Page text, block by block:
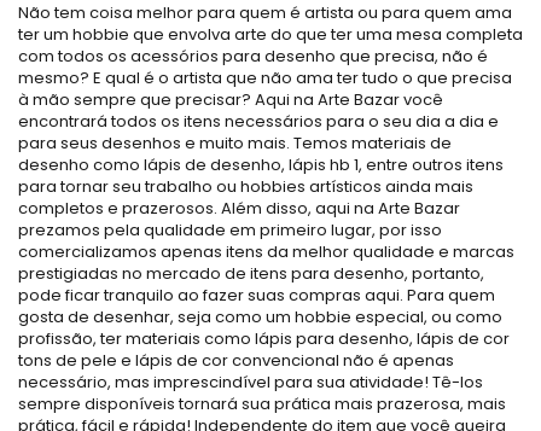
Não tem coisa melhor para quem é artista ou para quem ama
ter um hobbie que envolva arte do que ter uma mesa completa
com todos os acessórios para desenho que precisa, não é
mesmo? E qual é o artista que não ama ter tudo o que precisa
à mão sempre que precisar? Aqui na Arte Bazar você
encontrará todos os itens necessários para o seu dia a dia e
para seus desenhos e muito mais. Temos materiais de
desenho como lápis de desenho, lápis hb 1, entre outros itens
para tornar seu trabalho ou hobbies artísticos ainda mais
completos e prazerosos. Além disso, aqui na Arte Bazar
prezamos pela qualidade em primeiro lugar, por isso
comercializamos apenas itens da melhor qualidade e marcas
prestigiadas no mercado de itens para desenho, portanto,
pode ficar tranquilo ao fazer suas compras aqui. Para quem
gosta de desenhar, seja como um hobbie especial, ou como
profissão, ter materiais como lápis para desenho, lápis de cor
tons de pele e lápis de cor convencional não é apenas
necessário, mas imprescindível para sua atividade! Tê-los
sempre disponíveis tornará sua prática mais prazerosa, mais
prática, fácil e rápida! Independente do item que você queira